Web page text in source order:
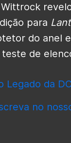
para
do anel
de
Legado da
no